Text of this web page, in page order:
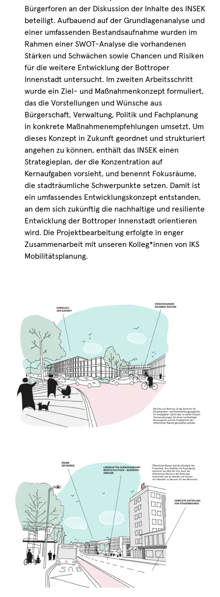
Bürgerforen an der Diskussion der Inhalte des INSEK
beteiligt. Aufbauend auf der Grundlagenanalyse und
einer umfassenden Bestandsaufnahme wurden im
Rahmen einer SWOT-Analyse die vorhandenen
Stärken und Schwächen sowie Chancen und Risiken
für die weitere Entwicklung der Bottroper
Innenstadt untersucht. Im zweiten Arbeitsschritt
wurde ein Ziel- und Maßnahmenkonzept formuliert,
das die Vorstellungen und Wünsche aus
Bürgerschaft, Verwaltung, Politik und Fachplanung
in konkrete Maßnahmenempfehlungen umsetzt. Um
dieses Konzept in Zukunft geordnet und strukturiert
angehen zu können, enthält das INSEK einen
Strategieplan, der die Konzentration auf
Kernaufgaben vorsieht, und benennt Fokusräume,
die stadträumliche Schwerpunkte setzen. Damit ist
ein umfassendes Entwicklungskonzept entstanden,
an dem sich zukünftig die nachhaltige und resiliente
Entwicklung der Bottroper Innenstadt orientieren
wird. Die Projektbearbeitung erfolgte in enger
Zusammenarbeit mit unseren Kolleg*innen von IKS
Mobilitätsplanung.